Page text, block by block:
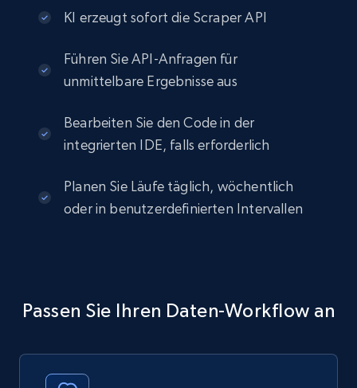
KI erzeugt sofort die Scraper API
Führen Sie API-Anfragen für
unmittelbare Ergebnisse aus
Bearbeiten Sie den Code in der
integrierten IDE, falls erforderlich
Planen Sie Läufe täglich, wöchentlich
oder in benutzerdefinierten Intervallen
Passen Sie Ihren Daten-Workflow an